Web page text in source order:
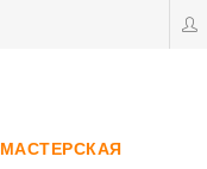
МАСТЕРСКАЯ